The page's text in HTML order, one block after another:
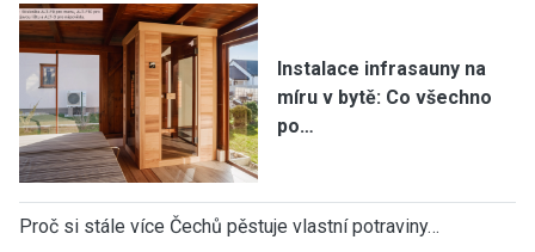
Instalace infrasauny na
míru v bytě: Co všechno
po…
Proč si stále více Čechů pěstuje vlastní potraviny…